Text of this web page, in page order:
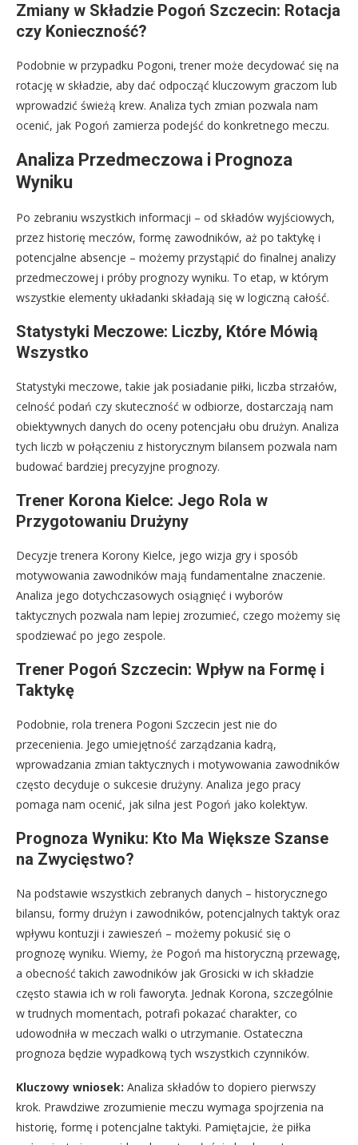
Zmiany w Składzie Pogoń Szczecin: Rotacja
czy Konieczność?
Podobnie w przypadku Pogoni, trener może decydować się na
rotację w składzie, aby dać odpocząć kluczowym graczom lub
wprowadzić świeżą krew. Analiza tych zmian pozwala nam
ocenić, jak Pogoń zamierza podejść do konkretnego meczu.
Analiza Przedmeczowa i Prognoza
Wyniku
Po zebraniu wszystkich informacji – od składów wyjściowych,
przez historię meczów, formę zawodników, aż po taktykę i
potencjalne absencje – możemy przystąpić do finalnej analizy
przedmeczowej i próby prognozy wyniku. To etap, w którym
wszystkie elementy układanki składają się w logiczną całość.
Statystyki Meczowe: Liczby, Które Mówią
Wszystko
Statystyki meczowe, takie jak posiadanie piłki, liczba strzałów,
celność podań czy skuteczność w odbiorze, dostarczają nam
obiektywnych danych do oceny potencjału obu drużyn. Analiza
tych liczb w połączeniu z historycznym bilansem pozwala nam
budować bardziej precyzyjne prognozy.
Trener Korona Kielce: Jego Rola w
Przygotowaniu Drużyny
Decyzje trenera Korony Kielce, jego wizja gry i sposób
motywowania zawodników mają fundamentalne znaczenie.
Analiza jego dotychczasowych osiągnięć i wyborów
taktycznych pozwala nam lepiej zrozumieć, czego możemy się
spodziewać po jego zespole.
Trener Pogoń Szczecin: Wpływ na Formę i
Taktykę
Podobnie, rola trenera Pogoni Szczecin jest nie do
przecenienia. Jego umiejętność zarządzania kadrą,
wprowadzania zmian taktycznych i motywowania zawodników
często decyduje o sukcesie drużyny. Analiza jego pracy
pomaga nam ocenić, jak silna jest Pogoń jako kolektyw.
Prognoza Wyniku: Kto Ma Większe Szanse
na Zwycięstwo?
Na podstawie wszystkich zebranych danych – historycznego
bilansu, formy drużyn i zawodników, potencjalnych taktyk oraz
wpływu kontuzji i zawieszeń – możemy pokusić się o
prognozę wyniku. Wiemy, że Pogoń ma historyczną przewagę,
a obecność takich zawodników jak Grosicki w ich składzie
często stawia ich w roli faworyta. Jednak Korona, szczególnie
w trudnych momentach, potrafi pokazać charakter, co
udowodniła w meczach walki o utrzymanie. Ostateczna
prognoza będzie wypadkową tych wszystkich czynników.
Kluczowy wniosek: Analiza składów to dopiero pierwszy
krok. Prawdziwe zrozumienie meczu wymaga spojrzenia na
historię, formę i potencjalne taktyki. Pamiętajcie, że piłka